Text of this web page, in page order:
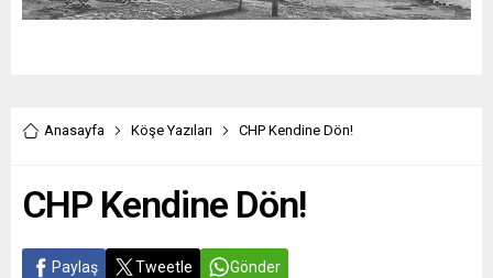
Anasayfa Köşe Yazıları CHP Kendine Dön!
CHP Kendine Dön!
Paylaş Tweetle Gönder